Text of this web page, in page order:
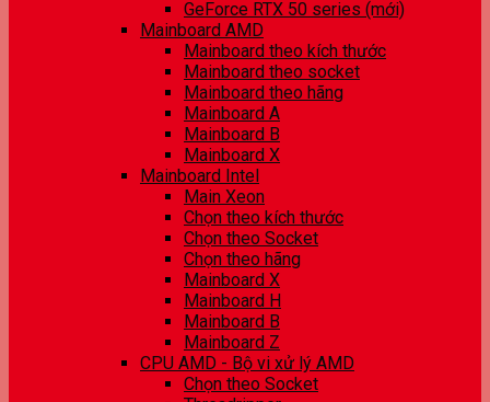
GeForce RTX 50 series (mới)
Mainboard AMD
Mainboard theo kích thước
Mainboard theo socket
Mainboard theo hãng
Mainboard A
Mainboard B
Mainboard X
Mainboard Intel
Main Xeon
Chọn theo kích thước
Chọn theo Socket
Chọn theo hãng
Mainboard X
Mainboard H
Mainboard B
Mainboard Z
CPU AMD - Bộ vi xử lý AMD
Chọn theo Socket